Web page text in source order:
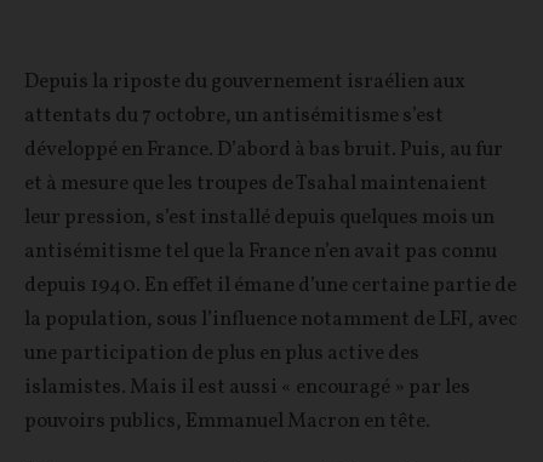
Depuis la riposte du gouvernement israélien aux
attentats du 7 octobre, un antisémitisme s’est
développé en France. D’abord à bas bruit. Puis, au fur
et à mesure que les troupes de Tsahal maintenaient
leur pression, s’est installé depuis quelques mois un
antisémitisme tel que la France n’en avait pas connu
depuis 1940. En effet il émane d’une certaine partie de
la population, sous l’influence notamment de LFI, avec
une participation de plus en plus active des
islamistes. Mais il est aussi « encouragé » par les
pouvoirs publics, Emmanuel Macron en tête.